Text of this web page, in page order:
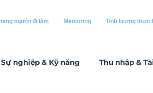
người đi làm Mentoring Tính lương thực
Sự nghiệp & Kỹ năng Thu nhập &